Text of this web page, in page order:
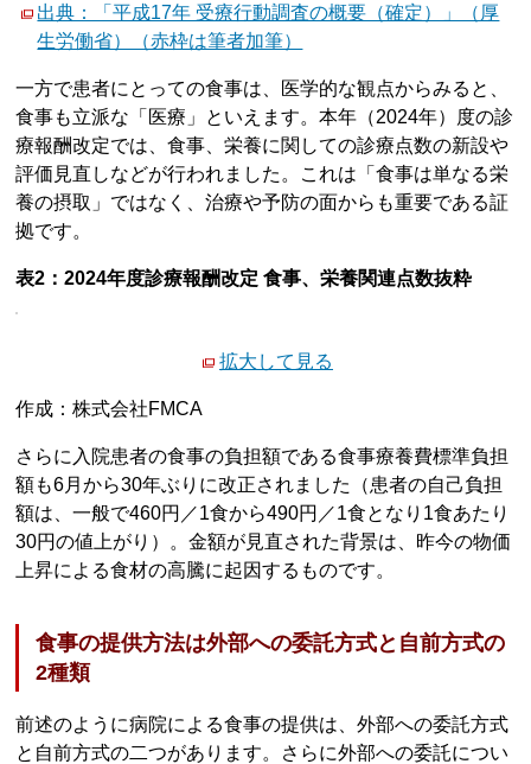
出典：「平成17年 受療行動調査の概要（確定）」（厚
生労働省）（赤枠は筆者加筆）
一方で患者にとっての食事は、医学的な観点からみると、
食事も立派な「医療」といえます。本年（2024年）度の診
療報酬改定では、食事、栄養に関しての診療点数の新設や
評価見直しなどが行われました。これは「食事は単なる栄
養の摂取」ではなく、治療や予防の面からも重要である証
拠です。
表2：2024年度診療報酬改定 食事、栄養関連点数抜粋
拡大して見る
作成：株式会社FMCA
さらに入院患者の食事の負担額である食事療養費標準負担
額も6月から30年ぶりに改正されました（患者の自己負担
額は、一般で460円／1食から490円／1食となり1食あたり
30円の値上がり）。金額が見直された背景は、昨今の物価
上昇による食材の高騰に起因するものです。
食事の提供方法は外部への委託方式と自前方式の
2種類
前述のように病院による食事の提供は、外部への委託方式
と自前方式の二つがあります。さらに外部への委託につい